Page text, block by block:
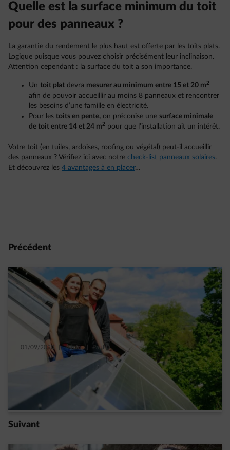
Quelle est la surface minimum du toit
pour des panneaux ?
La garantie du rendement le plus haut est offerte par les toits plats.
Logique puisque vous pouvez choisir précisément leur inclinaison.
Attention cependant : la surface du toit a son importance.
Un toit plat devra mesurer au minimum entre 15 et 20 m2
afin de pouvoir accueillir au moins 8 panneaux et rencontrer
les besoins d’une famille en électricité.
Pour les toits en pente, on préconise une surface minimale
de toit entre 14 et 24 m2 pour que l’installation ait un intérêt.
Votre toit (en tuiles, ardoises, roofing ou végétal) peut-il accueillir
des panneaux ? Vérifiez ici avec notre check-list panneaux solaires.
Et découvrez les 4 avantages à en placer…
Précédent
01/09/2020 | 4 min. Paul D.
Panneaux solaires : le compteur intelligent
ne met pas fin à votre rendement
Read more
Suivant